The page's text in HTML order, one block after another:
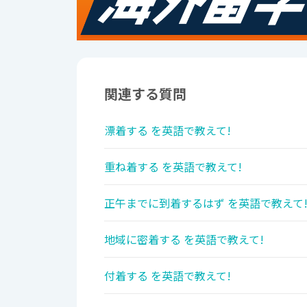
関連する質問
漂着する を英語で教えて!
重ね着する を英語で教えて!
正午までに到着するはず を英語で教えて!
地域に密着する を英語で教えて!
付着する を英語で教えて!